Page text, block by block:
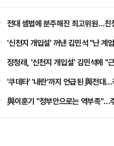
전대 셈법에 분주해진 최고위원…친
'신천지 개입설' 꺼낸 김민석 "난 계
정청래, '신천지 개입설' 김민석에 "
'쿠데타' '내란'까지 언급된 與전대
與이훈기 "정부안으로는 역부족"…